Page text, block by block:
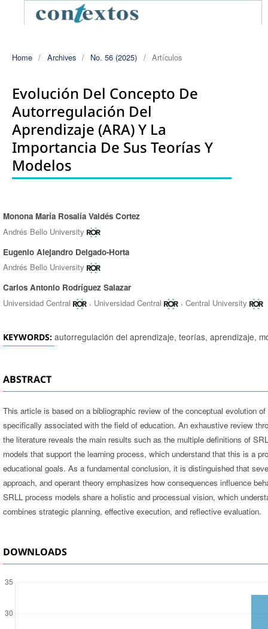
Home / Archives / No. 56 (2025) / Artículos
Evolución Del Concepto De
Autorregulación Del
Aprendizaje (ARA) Y La
Importancia De Sus Teorías Y
Modelos
Authors
Monona María Rosalía Valdés Cortez
Andrés Bello University
Eugenio Alejandro Delgado-Horta
Andrés Bello University
Carlos Antonio Rodríguez Salazar
Universidad Central
, Universidad Central , Central University
KEYWORDS: autorregulación del aprendizaje, teorías, aprendizaje,
ABSTRACT
This article is based on a bibliographic review of the conceptual evolution
specifically associated with the field of education. An exhaustive review
the literature reveals the main results such as the multiple definitions of
models that support the learning process, which understand that this is a
educational goals. As a fundamental conclusion, it is distinguished that
approach, and operant theory emphasizes how consequences influence
SRLL process models share a holistic and processual vision, which
combines strategic planning, effective execution, and reflective evaluation.
DOWNLOADS